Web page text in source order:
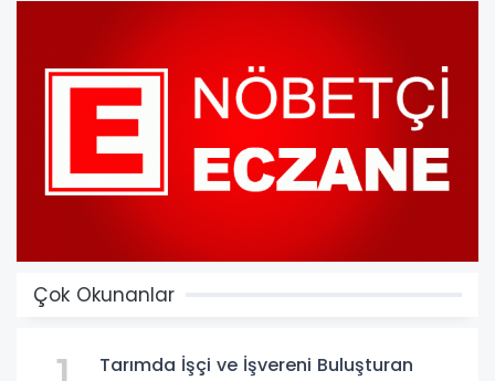
Çok Okunanlar
Tarımda İşçi ve İşvereni Buluşturan